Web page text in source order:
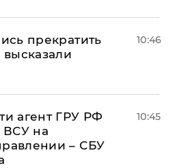
прекратить
10:46
агент ГРУ РФ
ВСУ на
– СБУ
10:45